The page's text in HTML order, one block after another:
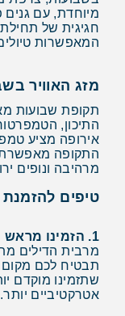
מיוחדת, עם גנים
חגיגית של
המאפשרות
מזג האוויר
תקופת שבועות
התקופה מאפשרת
מרהיבה ונופים
טיפים
1. הזמינו מראש
מרבית הדילים
תבטיח לכם מקום
שתזמינו מוקדם
אטרקטיביים יותר.